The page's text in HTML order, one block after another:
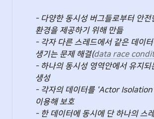
- 다양한 동시성 버그들로부터 안전
환경을 제공하기 위해 만듦
- 각자 다른 스레드에서 같은 데이
생기는 문제 해결(data race
- 하나의 동시성 영역안에서 유지되
생성
- 각자의 데이터를 'Actor
이용해 보호
- 한 데이터에 동시에 단 하나의 스